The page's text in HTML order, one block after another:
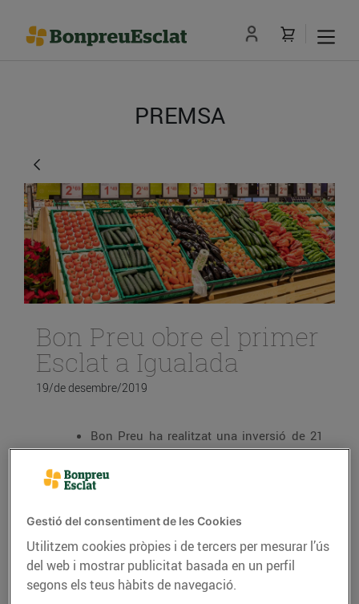
PREMSA
Bon Preu obre el primer
Esclat a Igualada
19/de desembre/2019
Bon Preu ha realitzat una inversió de 21
milions d’euros en la construcció del nou
supermercat a l’antiga fàbrica tèxtil Vives
Vidal i ha creat 88 nous llocs de treball
d’Igualada i a les poblacions del voltant
com Jorba, Òdena, Santa Margarida de
Montbui i Vilanova del Camí, entre d’altres
També s’ha obert una benzinera EsclatOil
Gestió del consentiment de les Cookies
Utilitzem cookies pròpies i de tercers per mesurar l’ús
del web i mostrar publicitat basada en un perfil
segons els teus hàbits de navegació.